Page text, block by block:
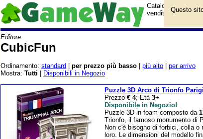
Catalogo prodotti
vendita.
Editore
CubicFun
Ordinamento: standard per prezzo più basso più alto
per arrivo
Mostra: Tutti Disponibili in Negozio
Puzzle 3D Arco di Trionfo Parigi
Prezzo € 4; Età 3+
Disponibile in Negozio!
Puzzle 3D in foam composto da
Trionfo, il famoso monumento di
Non c'è bisogno di forbici, colla
loro. Le dimensioni del modello
Questo